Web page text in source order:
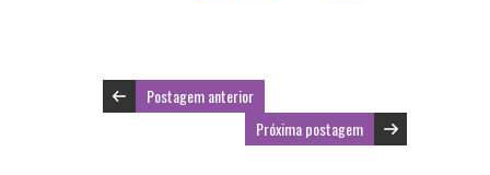
o
o
k
p
p
Postagem anterior
Próxima postagem